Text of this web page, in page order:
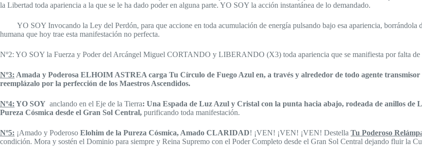
la Libertad toda apariencia a la que se le ha dado poder en alguna parte. YO SOY la acción instantánea de lo demandado.
YO SOY Invocando la Ley del Perdón, para que accione en toda acumulación de energía pulsando bajo esa apariencia, borrándola
humana que hoy trae esta manifestación no perfecta.
Nº2: YO SOY la Fuerza y Poder del Arcángel Miguel CORTANDO y LIBERANDO (X3) toda apariencia que se manifiesta por
Nº3: Amada y Poderosa ELHOIM ASTREA carga Tu Círculo de Fuego Azul en, a través y alrededor de todo agente transmisor
reemplázalo por la perfección de los Maestros Ascendidos.
Nº4: YO SOY anclando en el Eje de la Tierra: Una Espada de Luz Azul y Cristal con la punta hacia abajo, rodeada de anillos de
Pureza Cósmica desde el Gran Sol Central, purificando toda manifestación.
Nº5: ¡Amado y Poderoso Elohim de la Pureza Cósmica, Amado CLARIDAD! ¡VEN! ¡VEN! ¡VEN! Destella Tu Poderoso
condición. Mora y sostén el Dominio para siempre y Reina Supremo con el Poder Completo desde el Gran Sol Central dejando fluir la